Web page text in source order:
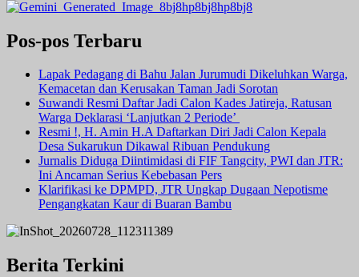
Pos-pos Terbaru
Lapak Pedagang di Bahu Jalan Jurumudi Dikeluhkan Warga,
Kemacetan dan Kerusakan Taman Jadi Sorotan
Suwandi Resmi Daftar Jadi Calon Kades Jatireja, Ratusan
Warga Deklarasi ‘Lanjutkan 2 Periode’
Resmi !, H. Amin H.A Daftarkan Diri Jadi Calon Kepala
Desa Sukarukun Dikawal Ribuan Pendukung
Jurnalis Diduga Diintimidasi di FIF Tangcity, PWI dan JTR:
Ini Ancaman Serius Kebebasan Pers
Klarifikasi ke DPMPD, JTR Ungkap Dugaan Nepotisme
Pengangkatan Kaur di Buaran Bambu
Berita Terkini